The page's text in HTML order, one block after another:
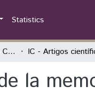
Statistics
III Encontro de Iniciação Científica da Unila “Pesquisa no século XXI: desafios e possibilidades” IC - Artigos
la